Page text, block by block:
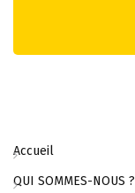
Accueil
QUI SOMMES-NOUS ?